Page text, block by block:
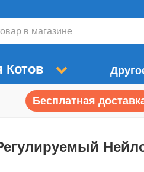
Котов
Бесплатная